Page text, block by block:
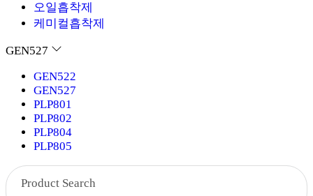
오일흡착제
케미컬흡착제
GEN527
GEN522
GEN527
PLP801
PLP802
PLP804
PLP805